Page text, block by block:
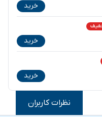
خرید
خرید
خرید
نظرات کاربران